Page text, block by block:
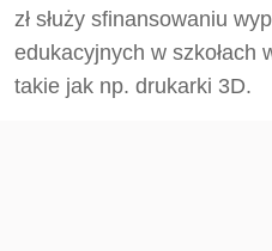
zł służy sfinansowaniu
edukacyjnych w szkołach
takie jak np. drukarki 3D.